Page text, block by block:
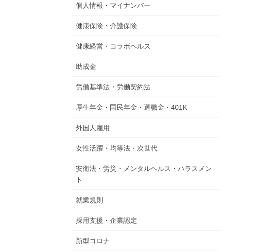
個人情報・マイナンバー
健康保険・介護保険
健康経営・コラボヘルス
助成金
労働基準法・労働契約法
厚生年金・国民年金・退職金・401K
外国人雇用
女性活躍・均等法・次世代
安衛法・労災・メンタルヘルス・ハラスメン
ト
就業規則
採用支援・企業認定
新型コロナ